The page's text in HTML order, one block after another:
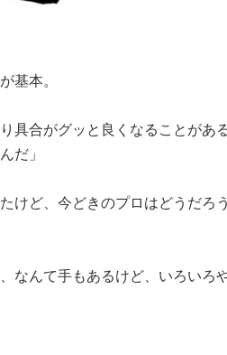
基本。
具合がグッと良くなることがあ
だ」
けど、今どきのプロはどうだろ
なんて手もあるけど、いろいろ